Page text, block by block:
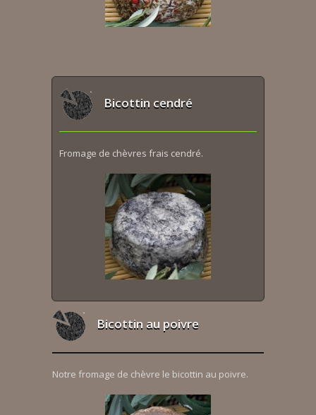
Bicottin cendré
Fromage de chèvres frais cendré.
Bicottin au poivre
Notre fromage de chèvre le bicottin au poivre.